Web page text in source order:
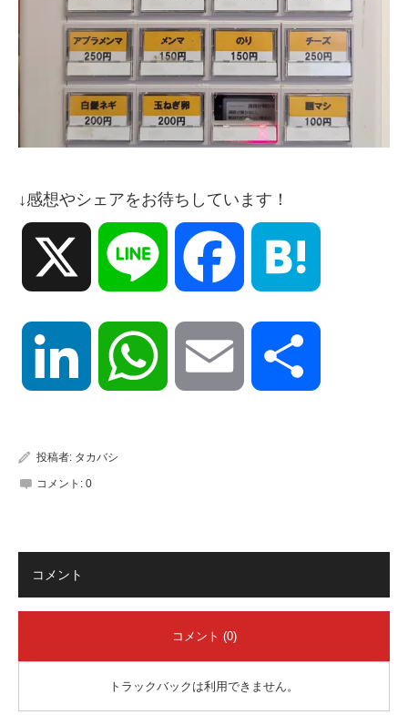
↓感想やシェアをお待ちしています！
Line Facebook
LinkedIn WhatsApp Email
投稿者: タカバシ
コメント: 0
コメント
コメント (0)
トラックバックは利用できません。